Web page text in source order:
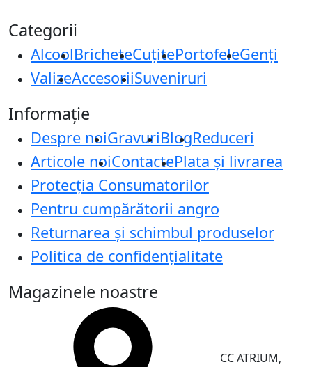
Categorii
AlcoolBricheteCuțitePortofeleGenți
ValizeAccesoriiSuveniruri
Informație
Despre noiGravuriBlogReduceri
Articole noiContactePlata și livrarea
Protecţia Consumatorilor
Pentru cumpărătorii angro
Returnarea și schimbul produselor
Politica de confidențialitate
Magazinele noastre
CC ATRIUM,